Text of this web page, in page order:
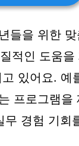
들을 위한
적인 도움을
있어요. 예
프로그램을
무 경험 기회